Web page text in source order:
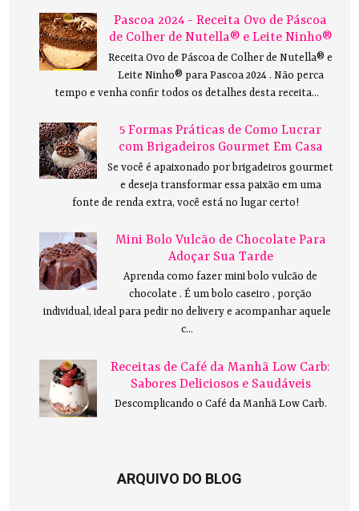
Pascoa 2024 - Receita Ovo de Páscoa
de Colher de Nutella® e Leite Ninho®
Receita Ovo de Páscoa de Colher de Nutella® e
Leite Ninho® para Pascoa 2024 . Não perca
tempo e venha confir todos os detalhes desta receita...
5 Formas Práticas de Como Lucrar
com Brigadeiros Gourmet Em Casa
Se você é apaixonado por brigadeiros gourmet
e deseja transformar essa paixão em uma
fonte de renda extra, você está no lugar certo!
Mini Bolo Vulcão de Chocolate Para
Adoçar Sua Tarde
Aprenda como fazer mini bolo vulcão de
chocolate . É um bolo caseiro , porção
individual, ideal para pedir no delivery e acompanhar aquele
c...
Receitas de Café da Manhã Low Carb:
Sabores Deliciosos e Saudáveis
Descomplicando o Café da Manhã Low Carb.
ARQUIVO DO BLOG